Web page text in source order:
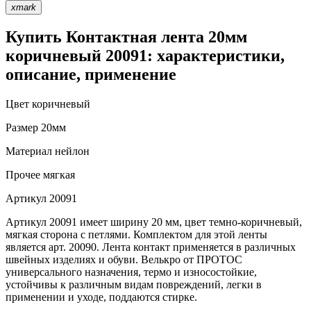
xmark
Купить Контактная лента 20мм
коричневый 20091: характеристики,
описание, применение
Цвет коричневый
Размер 20мм
Материал нейлон
Прочее мягкая
Артикул 20091
Артикул 20091 имеет ширину 20 мм, цвет темно-коричневый,
мягкая сторона с петлями. Комплектом для этой ленты
является арт. 20090. Лента контакт применяется в различных
швейных изделиях и обуви. Велькро от ПРОТОС
универсального назначения, термо и износостойкие,
устойчивы к различным видам повреждений, легки в
применении и уходе, поддаются стирке.